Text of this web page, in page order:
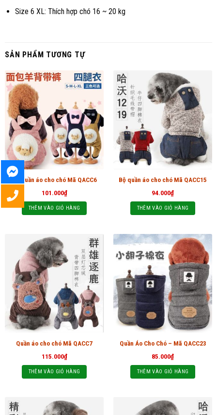
Size 6 XL: Thích hợp chó 16 ~ 20 kg
SẢN PHẨM TƯƠNG TỰ
Bộ quần áo cho chó Mã QACC6
101.000₫
THÊM VÀO GIỎ HÀNG
Bộ quần áo cho chó Mã QACC15
94.000₫
THÊM VÀO GIỎ HÀNG
Quần áo cho chó Mã QACC7
115.000₫
THÊM VÀO GIỎ HÀNG
Quần Áo Cho Chó – Mã QACC23
85.000₫
THÊM VÀO GIỎ HÀNG